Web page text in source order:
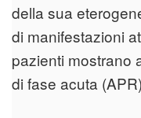
della sua
di manifestazioni
pazienti mostrano
di fase acuta